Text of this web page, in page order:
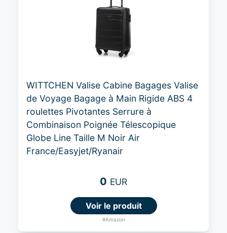
WITTCHEN Valise Cabine Bagages Valise
de Voyage Bagage à Main Rigide ABS 4
roulettes Pivotantes Serrure à
Combinaison Poignée Télescopique
Globe Line Taille M Noir Air
France/Easyjet/Ryanair
0 EUR
Voir le produit
#Amazon